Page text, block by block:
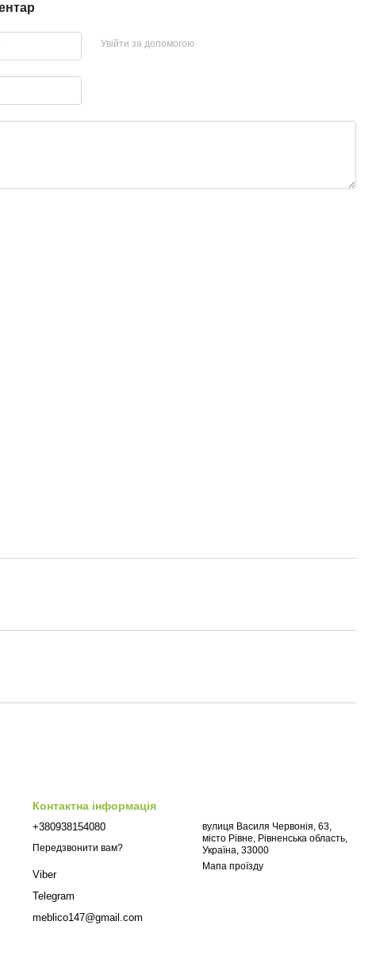
Увійти за допомогою
Контактна інформація
+380938154080
Передзвонити вам?
Viber
Telegram
meblico147@gmail.com
вулиця Василя Червонія, 63,
місто Рівне, Рівненська область,
Україна, 33000
Мапа проїзду